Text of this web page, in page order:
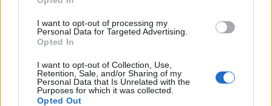
I want to opt-out of processing my
Personal Data for Targeted Advertising.
Opted In
I want to opt-out of Collection, Use,
Retention, Sale, and/or Sharing of my
Personal Data that Is Unrelated with the
Purposes for which it was collected.
Opted Out